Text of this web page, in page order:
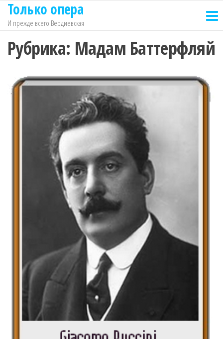
Перейти
содержимому
Только опера
И прежде всего Вердиевская
Рубрика: Мадам Баттерфляй